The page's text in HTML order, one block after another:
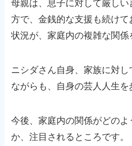
母親は、息子に対して厳し
方で、金銭的な支援も続け
状況が、家庭内の複雑な関係
ニシダさん自身、家族に対し
ながらも、自身の芸人人生を
今後、家庭内の関係がどの
か、注目されるところです。